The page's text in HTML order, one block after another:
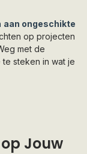
aan ongeschikte
op projecten
met de
steken in wat je
op Jouw